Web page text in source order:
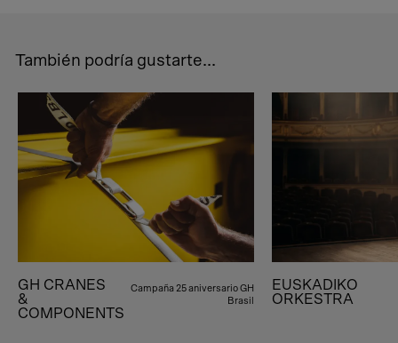
También podría gustarte...
GH CRANES
&
COMPONENTS
Campaña 25 aniversario GH
Brasil
EUSKADIKO
ORKESTRA